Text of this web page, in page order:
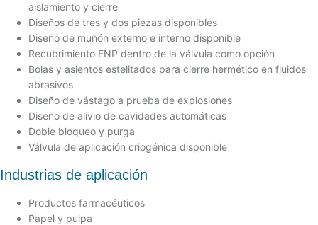
aislamiento y cierre
Diseños de tres y dos piezas disponibles
Diseño de muñón externo e interno disponible
Recubrimiento ENP dentro de la válvula como opción
Bolas y asientos estelitados para cierre hermético en fluidos
abrasivos
Diseño de vástago a prueba de explosiones
Diseño de alivio de cavidades automáticas
Doble bloqueo y purga
Válvula de aplicación criogénica disponible
Industrias de aplicación
Productos farmacéuticos
Papel y pulpa